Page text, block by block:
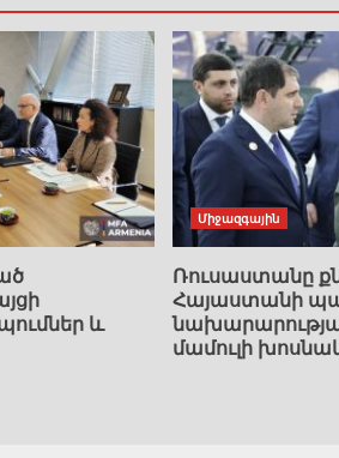
և
Միջազգային
Ռուսաստանը
Հայաստանի
մամուլի